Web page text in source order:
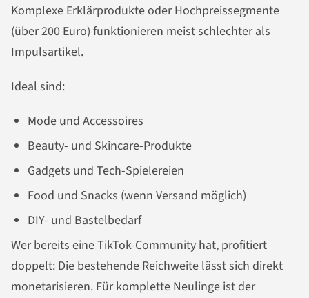
Komplexe Erklärprodukte oder Hochpreissegmente
(über 200 Euro) funktionieren meist schlechter als
Impulsartikel.
Ideal sind:
Mode und Accessoires
Beauty- und Skincare-Produkte
Gadgets und Tech-Spielereien
Food und Snacks (wenn Versand möglich)
DIY- und Bastelbedarf
Wer bereits eine TikTok-Community hat, profitiert
doppelt: Die bestehende Reichweite lässt sich direkt
monetarisieren. Für komplette Neulinge ist der